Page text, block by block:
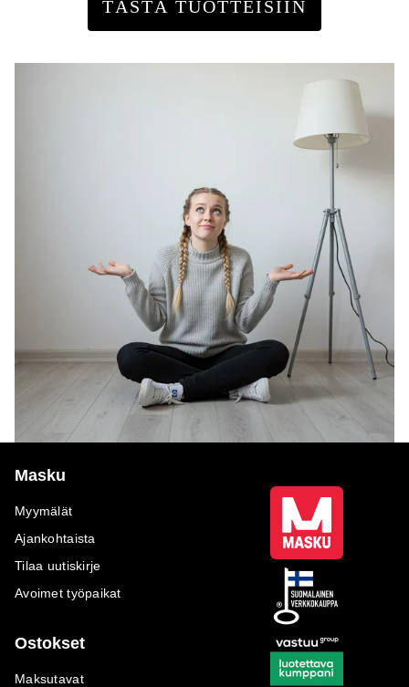
TÄSTÄ TUOTTEISIIN
Masku
Myymälät
Ajankohtaista
Tilaa uutiskirje
Avoimet työpaikat
Ostokset
Maksutavat